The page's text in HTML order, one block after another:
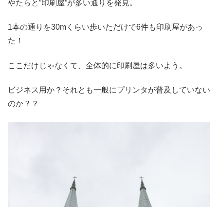
やたらと”印刷屋”が多い通りを発見。
1本の通りを30mくらい歩いただけで6件も印刷屋があっ
た！
ここだけじゃなくて、全体的に印刷屋は多いよう。
ビジネス用か？それとも一般にプリンタが普及していない
のか？？